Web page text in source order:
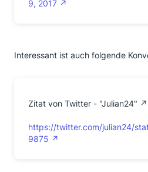
9, 2017
Interessant ist auch folgende
Zitat von Twitter - "Julian24"
https://twitter.com/julian24/
9875